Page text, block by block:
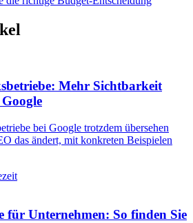
Mehr Sichtbarkeit
bei Google trotzdem übersehen
das ändert, mit konkreten Beispielen
für Unternehmen: So finden Sie